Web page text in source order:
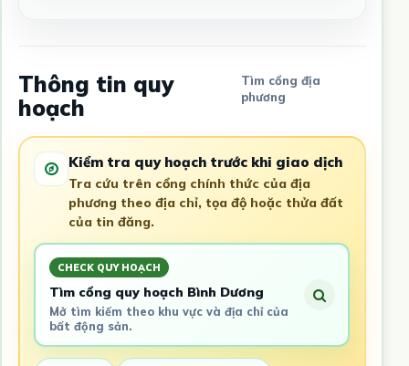
Thông tin quy
hoạch
Tìm cổng địa
phương
Kiểm tra quy hoạch trước khi giao dịch
Tra cứu trên cổng chính thức của địa
phương theo địa chỉ, tọa độ hoặc thửa đất
của tin đăng.
CHECK QUY HOẠCH
Tìm cổng quy hoạch Bình Dương
Mở tìm kiếm theo khu vực và địa chỉ của
bất động sản.